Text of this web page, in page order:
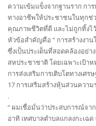
ความเข้มแข็งจากฐานราก ก
ทางอาชีพให้ประชาชนในทุกช่
คุณภาพชีวิตที่ดี และไม่ถูกทิ้งไ
หัวข้อสำคัญคือ “ การสร้างงา
ซึ่งเป็นประเด็นที่สอดคล้องอย่
สหประชาชาติ โดยเฉพาะเป้า
การส่งเสริมการเติบโตทางเศ
17 การเสริมสร้างหุ้นส่วนคว
.
“ ผมเชื่อมั่นว่าประสบการณ์จา
อาทิ เทศบาลตำบลแกลงกะเฉ